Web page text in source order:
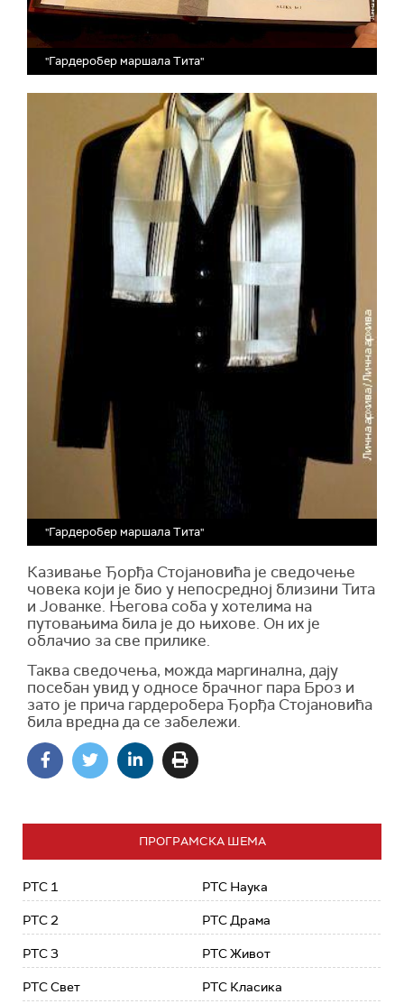
"Гардеробер маршала Тита"
"Гардеробер маршала Тита"
Казивање Ђорђа Стојановића је сведочење
човека који је био у непосредној близини Тита
и Јованке. Његова соба у хотелима на
путовањима била је до њихове. Он их је
облачио за све прилике.
Таква сведочења, можда маргинална, дају
посебан увид у односе брачног пара Броз и
зато је прича гардеробера Ђорђа Стојановића
била вредна да се забележи.
ПРОГРАМСКА ШЕМА
РТС 1
РТС 2
РТС 3
РТС Свет
РТС Наука
РТС Драма
РТС Живот
РТС Класика